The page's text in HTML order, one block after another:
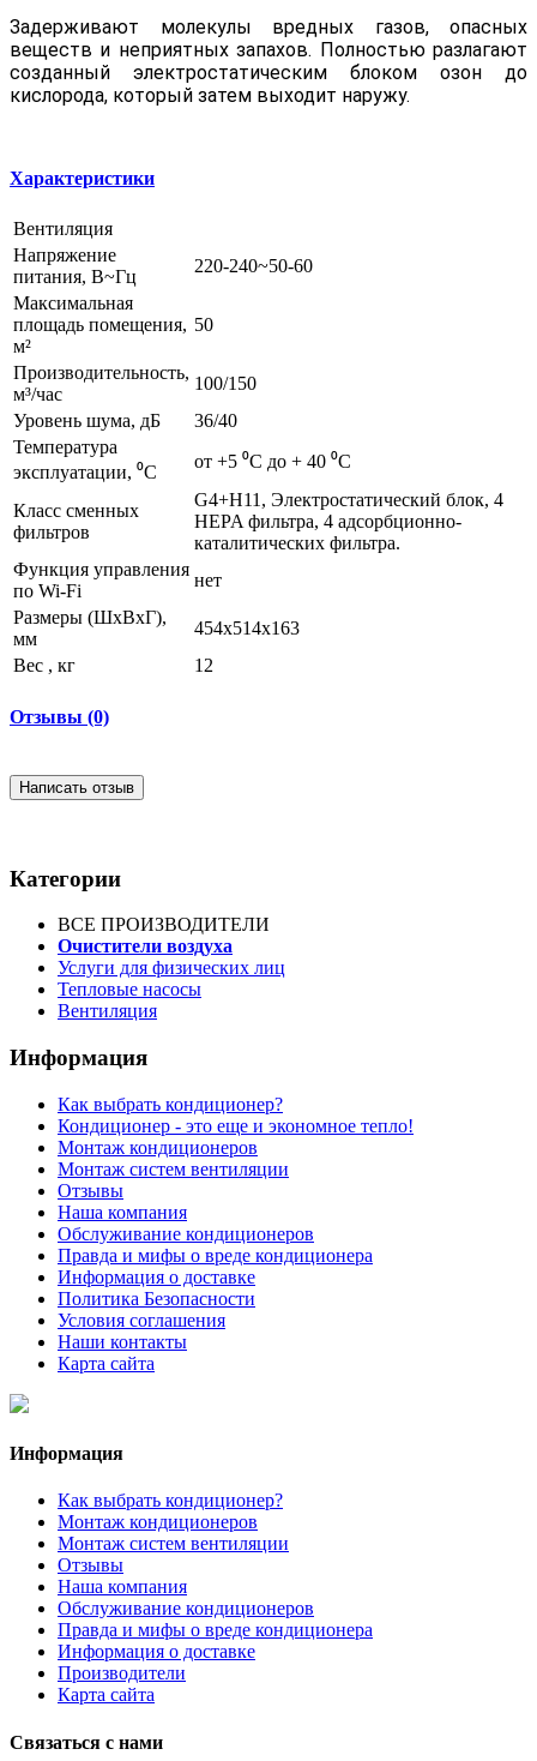
Задерживают молекулы вредных газов, опасных
веществ и неприятных запахов. Полностью разлагают
созданный электростатическим блоком озон до
кислорода, который затем выходит наружу.
Характеристики
Вентиляция
Напряжение
питания, В~Гц
220-240~50-60
Максимальная
площадь помещения,
м²
50
Производительность,
м³/час
100/150
Уровень шума, дБ
36/40
Температура
эксплуатации, ⁰С
от +5 ⁰С до + 40 ⁰С
Класс сменных
фильтров
G4+H11, Электростатический блок, 4
HEPA фильтра, 4 адсорбционно-
каталитических фильтра.
Функция управления
по Wi-Fi
нет
Размеры (ШхВхГ),
мм
454х514х163
Вес , кг
12
Отзывы (0)
Написать отзыв
Категории
ВСЕ ПРОИЗВОДИТЕЛИ
Очистители воздуха
Услуги для физических лиц
Тепловые насосы
Вентиляция
Информация
Как выбрать кондиционер?
Кондиционер - это еще и экономное тепло!
Монтаж кондиционеров
Монтаж систем вентиляции
Отзывы
Наша компания
Обслуживание кондиционеров
Правда и мифы о вреде кондиционера
Информация о доставке
Политика Безопасности
Условия соглашения
Наши контакты
Карта сайта
Информация
Как выбрать кондиционер?
Монтаж кондиционеров
Монтаж систем вентиляции
Отзывы
Наша компания
Обслуживание кондиционеров
Правда и мифы о вреде кондиционера
Информация о доставке
Производители
Карта сайта
Связаться с нами